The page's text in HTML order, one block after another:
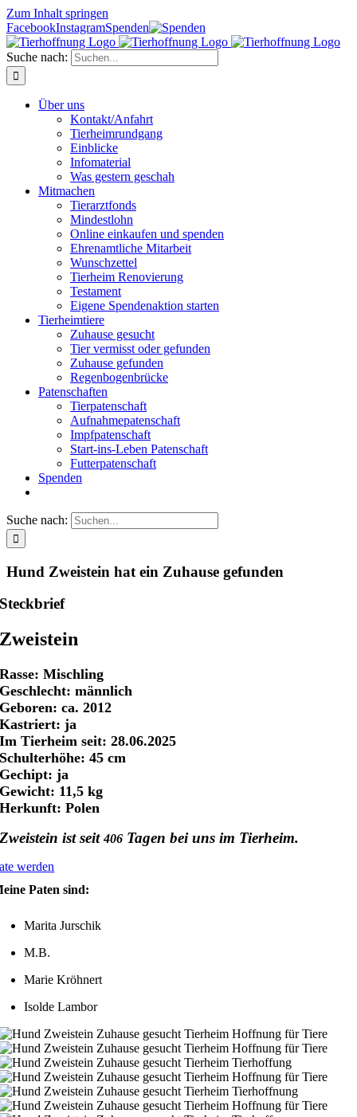
Zum Inhalt springen
FacebookInstagramSpenden
Suche nach:
Über uns
Kontakt/Anfahrt
Tierheimrundgang
Einblicke
Infomaterial
Was gestern geschah
Mitmachen
Tierarztfonds
Mindestlohn
Online einkaufen und spenden
Ehrenamtliche Mitarbeit
Wunschzettel
Tierheim Renovierung
Testament
Eigene Spendenaktion starten
Tierheimtiere
Zuhause gesucht
Tier vermisst oder gefunden
Zuhause gefunden
Regenbogenbrücke
Patenschaften
Tierpatenschaft
Aufnahmepatenschaft
Impfpatenschaft
Start-ins-Leben Patenschaft
Futterpatenschaft
Spenden
Suche nach:
Hund Zweistein hat ein Zuhause gefunden
Steckbrief
Zweistein
Rasse: Mischling
Geschlecht: männlich
Geboren: ca. 2012
Kastriert: ja
Im Tierheim seit: 28.06.2025
Schulterhöhe: 45 cm
Gechipt: ja
Gewicht: 11,5 kg
Herkunft: Polen
Zweistein ist seit406 Tagen bei uns im Tierheim.
werden
Paten sind:
Marita Jurschik
M.B.
Marie Kröhnert
Isolde Lambor